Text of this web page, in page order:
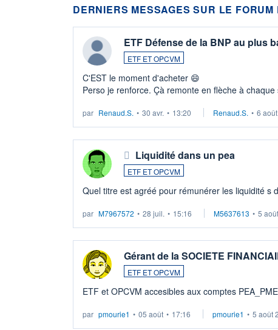
DERNIERS MESSAGES SUR LE FORUM
ETF Défense de la BNP au plus
ETF ET OPCVM
C'EST le moment d'acheter 😄​
Perso je renforce. Çà remonte en flèche à
par Renaud.S. • 30 avr. • 13:20 Renaud.S. • 6
Liquidité dans un pea
ETF ET OPCVM
Quel titre est agréé pour rémunérer les liquidité s
par M7967572 • 28 juil. • 15:16 M5637613 • 5
Gérant de la SOCIETE
ETF ET OPCVM
ETF et OPCVM accesibles aux comptes PEA_PME
par pmourie1 • 05 août • 17:16 pmourie1 • 5 août